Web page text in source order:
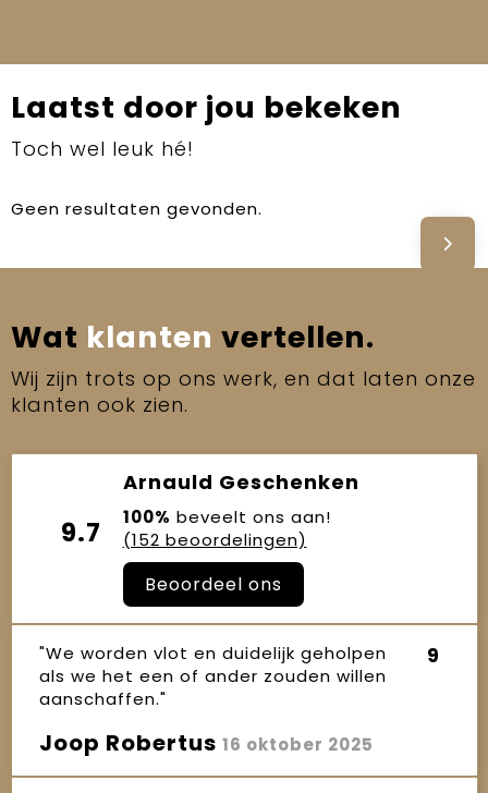
Laatst door jou bekeken
Toch wel leuk hé!
Geen resultaten gevonden.
Wat klanten vertellen.
Wij zijn trots op ons werk, en dat laten onze
klanten ook zien.
9.7
Arnauld Geschenken
100% beveelt ons aan!
(152 beoordelingen)
Beoordeel ons
"We worden vlot en duidelijk geholpen
als we het een of ander zouden willen
aanschaffen."
9
Joop Robertus 16 oktober 2025